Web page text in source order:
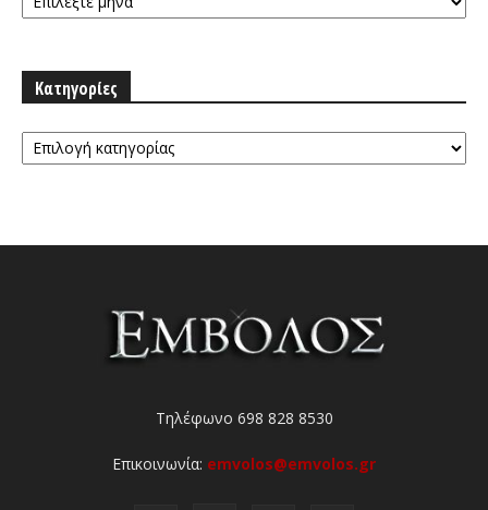
Κατηγορίες
Κατηγορίες
Τηλέφωνο 698 828 8530
Επικοινωνία: emvolos@emvolos.gr